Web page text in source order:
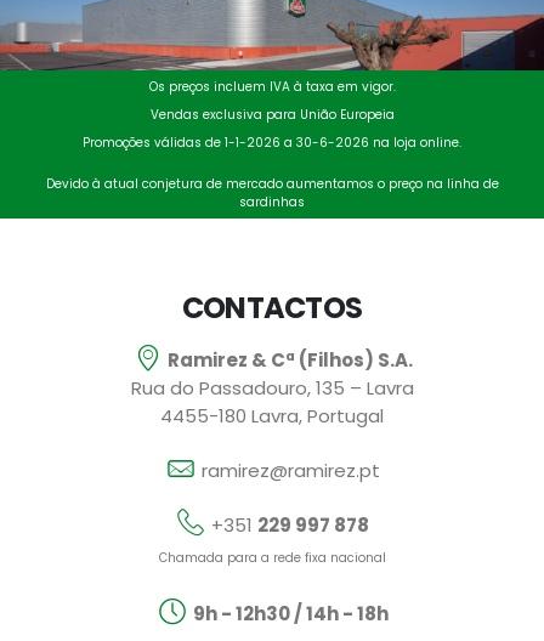
Os preços incluem IVA à taxa em vigor.
Vendas exclusiva para União Europeia
Promoções válidas de 1-1-2026 a 30-6-2026 na loja online.
Devido à atual conjetura de mercado aumentamos o preço na linha de
sardinhas
CONTACTOS
Ramirez & Cª (Filhos) S.A.
Rua do Passadouro, 135 – Lavra
4455-180 Lavra, Portugal
ramirez@ramirez.pt
+351 229 997 878
Chamada para a rede fixa nacional
9h - 12h30 / 14h - 18h